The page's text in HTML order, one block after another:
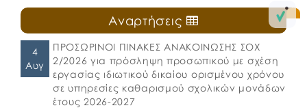
Αναρτήσεις
4
Αυγ
ΠΡΟΣΩΡΙΝΟΙ ΠΙΝΑΚΕΣ ΑΝΑΚΟΙΝΩΣΗΣ ΣΟΧ
2/2026 για πρόσληψη προσωπικού με σχέση
εργασίας ιδιωτικού δικαίου ορισμένου χρόνου
σε υπηρεσίες καθαρισμού σχολικών μονάδων
έτους 2026-2027